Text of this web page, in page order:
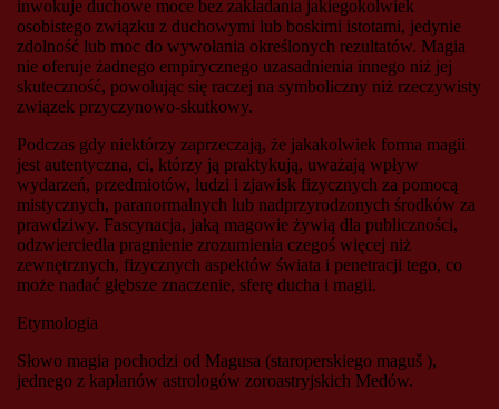
inwokuje duchowe moce bez zakładania jakiegokolwiek
osobistego związku z duchowymi lub boskimi istotami, jedynie
zdolność lub moc do wywołania określonych rezultatów. Magia
nie oferuje żadnego empirycznego uzasadnienia innego niż jej
skuteczność, powołując się raczej na symboliczny niż rzeczywisty
związek przyczynowo-skutkowy.
Podczas gdy niektórzy zaprzeczają, że jakakolwiek forma magii
jest autentyczna, ci, którzy ją praktykują, uważają wpływ
wydarzeń, przedmiotów, ludzi i zjawisk fizycznych za pomocą
mistycznych, paranormalnych lub nadprzyrodzonych środków za
prawdziwy. Fascynacja, jaką magowie żywią dla publiczności,
odzwierciedla pragnienie zrozumienia czegoś więcej niż
zewnętrznych, fizycznych aspektów świata i penetracji tego, co
może nadać głębsze znaczenie, sferę ducha i magii.
Etymologia
Słowo magia pochodzi od Magusa (staroperskiego maguš ),
jednego z kapłanów astrologów zoroastryjskich Medów.